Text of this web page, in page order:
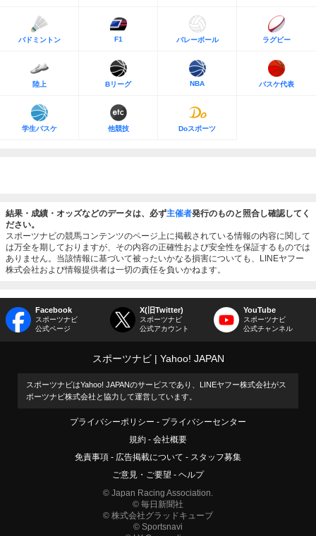
バドミントン F1 バレーボール ラグビー
陸上 Bリーグ NBA バスケ代表
学生バスケ 他競技 Doスポーツ
結果・成績・オッズなどのデータは、必ず主催者発行のものと照合し確認してく
ださい。
スポーツナビの競馬コンテンツのページ上に掲載されている情報の内容に関して
は万全を期しておりますが、その内容の正確性および安全性を保証するものでは
ありません。当該情報に基づいて被ったいかなる損害についても、LINEヤフー
株式会社および情報提供者は一切の責任を負いかねます。
Facebook
スポーツナビ
公式ページ
X(旧Twitter)
スポーツナビ
公式アカウント
YouTube
スポーツナビ
公式チャンネル
スポーツナビ Yahoo! JAPAN
スポーツナビはYahoo! JAPANのサービスであり、LINEヤフー株式会社がス
ポーツナビ株式会社と協力して運営しています。
プライバシーポリシー
プライバシーセンター
規約
会社概要
免責事項
広告掲載について
スタッフ募集
ご意見・ご要望
ヘルプ
© Japan Racing Association.
© 毎日新聞社
© 株式会社グラッドキューブ
© Sportsnavi